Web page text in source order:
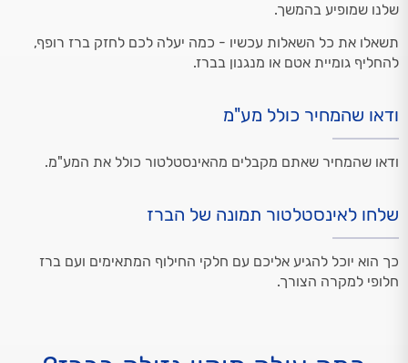
שלנו שמופיע בהמשך.
תשאלו את כל השאלות עכשיו - כמה יעלה לכם לחזק ברז רופף,
להחליף גומיית אטם או מנגנון בברז.
ודאו שהמחיר כולל מע"מ
ודאו שהמחיר שאתם מקבלים מהאינסטלטור כולל את המע"מ.
שלחו לאינסטלטור תמונה של הברז
כך הוא יוכל להגיע אליכם עם חלקי החילוף המתאימים ועם ברז
חלופי למקרה הצורך.